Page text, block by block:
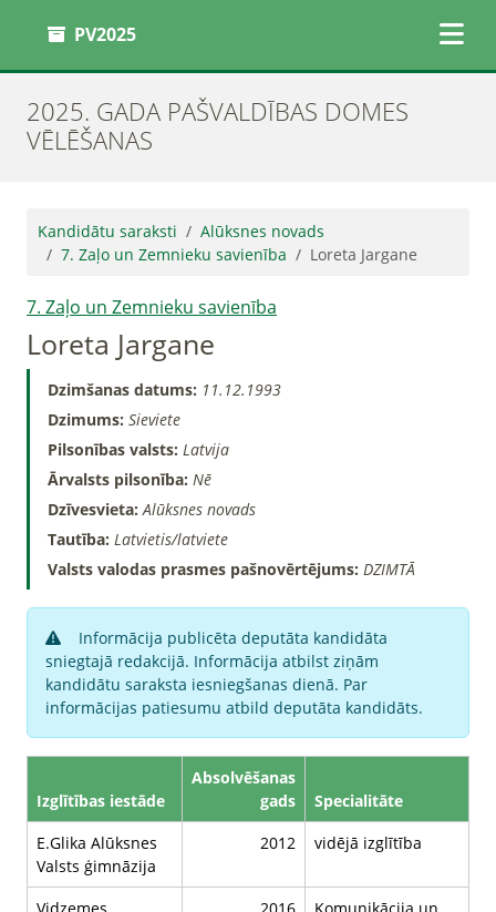
PV2025
2025. GADA PAŠVALDĪBAS DOMES
VĒLĒŠANAS
Kandidātu saraksti
Alūksnes novads
7. Zaļo un Zemnieku savienība
Loreta Jargane
7. Zaļo un Zemnieku savienība
Loreta Jargane
Dzimšanas datums: 11.12.1993
Dzimums: Sieviete
Pilsonības valsts: Latvija
Ārvalsts pilsonība: Nē
Dzīvesvieta:Alūksnes novads
Tautība: Latvietis/latviete
Valsts valodas prasmes pašnovērtējums: DZIMTĀ
Informācija publicēta deputāta kandidāta
sniegtajā redakcijā. Informācija atbilst ziņām
kandidātu saraksta iesniegšanas dienā. Par
informācijas patiesumu atbild deputāta kandidāts.
Izglītības iestāde
Absolvēšanas
gads
Specialitāte
E.Glika Alūksnes
Valsts ģimnāzija
2012 vidējā izglītība